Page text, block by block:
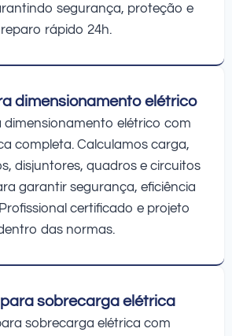
segurança, proteção e
reparo rápido 24h.
dimensionamento elétrico
dimensionamento elétrico com
completa. Calculamos carga,
disjuntores, quadros e circuitos
garantir segurança, eficiência
certificado e projeto
das normas.
sobrecarga elétrica
sobrecarga elétrica com